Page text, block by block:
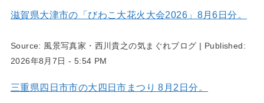
滋賀県大津市の「びわこ大花火大会2026」8月6日分。
Source: 風景写真家・西川貴之の気まぐれブログ | Published:
2026年8月7日 - 5:54 PM
三重県四日市市の大四日市まつり 8月2日分。